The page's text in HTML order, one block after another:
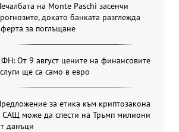
на Monte Paschi засенчи
докато банката разглежда
за поглъщане
От 9 август цените на финансовите
ще са само в евро
за етика към криптозакона
САЩ може да спести на Тръмп милиони
данъци